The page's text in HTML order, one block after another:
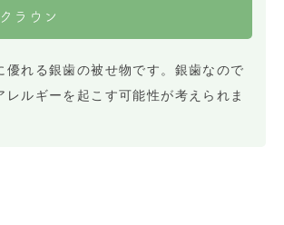
ラウン
優れる銀歯の被せ物です。銀歯なので
レルギーを起こす可能性が考えられま